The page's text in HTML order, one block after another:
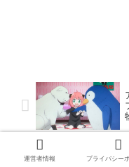
スパイファミリーの星（ス
運営者情報 プライバシー